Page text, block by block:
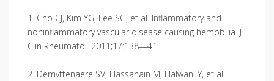
1. Cho CJ, Kim YG, Lee SG, et al. Inflammatory and
noninflammatory vascular disease causing hemo­bilia. J
Clin Rheumatol. 2011;17:138—41.
2. Demyttenaere SV, Hassanain M, Halwani Y, et al.